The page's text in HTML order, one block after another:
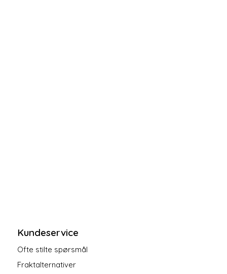
Kundeservice
Ofte stilte spørsmål
Fraktalternativer